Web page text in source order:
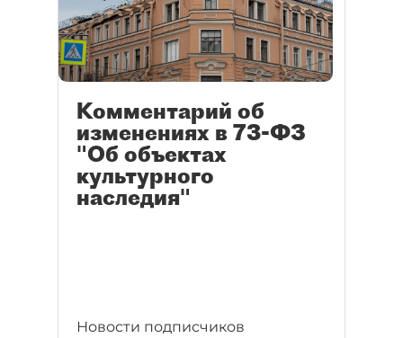
Комментарий об
изменениях в 73-ФЗ
"Об объектах
культурного
наследия"
Новости подписчиков